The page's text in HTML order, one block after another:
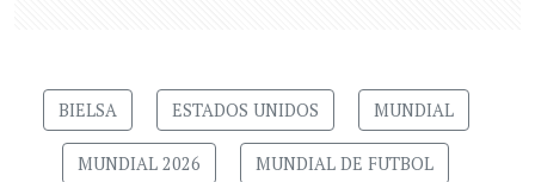
BIELSA ESTADOS UNIDOS MUNDIAL
MUNDIAL 2026 MUNDIAL DE FUTBOL